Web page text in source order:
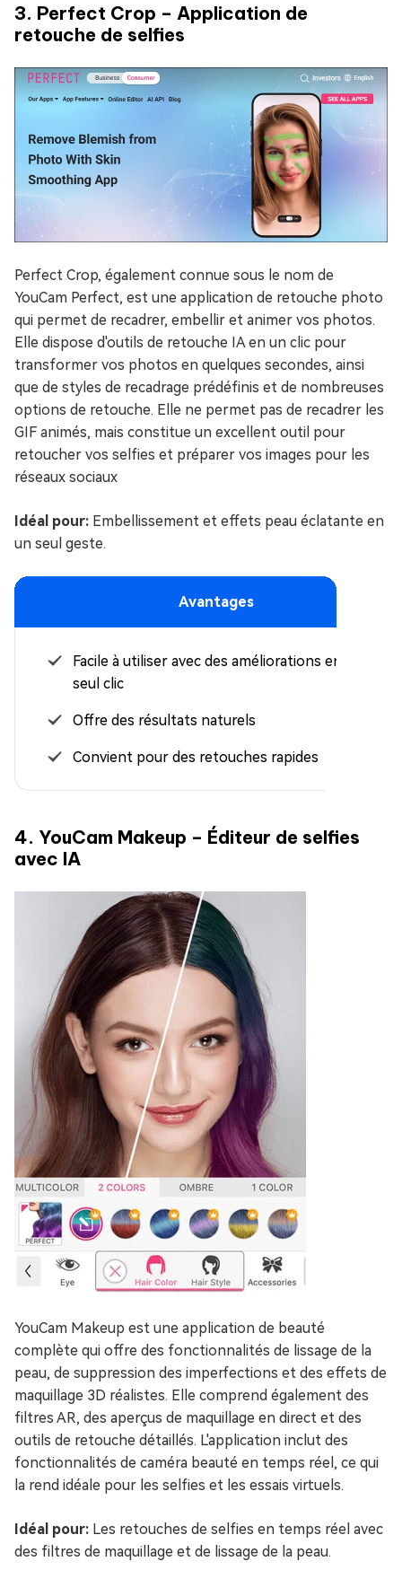
3. Perfect Crop – Application de
retouche de selfies
Perfect Crop, également connue sous le nom de
YouCam Perfect, est une application de retouche photo
qui permet de recadrer, embellir et animer vos photos.
Elle dispose d'outils de retouche IA en un clic pour
transformer vos photos en quelques secondes, ainsi
que de styles de recadrage prédéfinis et de nombreuses
options de retouche. Elle ne permet pas de recadrer les
GIF animés, mais constitue un excellent outil pour
retoucher vos selfies et préparer vos images pour les
réseaux sociaux
Idéal pour: Embellissement et effets peau éclatante en
un seul geste.
Avantages
Facile à utiliser avec des améliorations en un
seul clic
Offre des résultats naturels
Convient pour des retouches rapides
4. YouCam Makeup – Éditeur de selfies
avec IA
YouCam Makeup est une application de beauté
complète qui offre des fonctionnalités de lissage de la
peau, de suppression des imperfections et des effets de
maquillage 3D réalistes. Elle comprend également des
filtres AR, des aperçus de maquillage en direct et des
outils de retouche détaillés. L'application inclut des
fonctionnalités de caméra beauté en temps réel, ce qui
la rend idéale pour les selfies et les essais virtuels.
Idéal pour: Les retouches de selfies en temps réel avec
des filtres de maquillage et de lissage de la peau.